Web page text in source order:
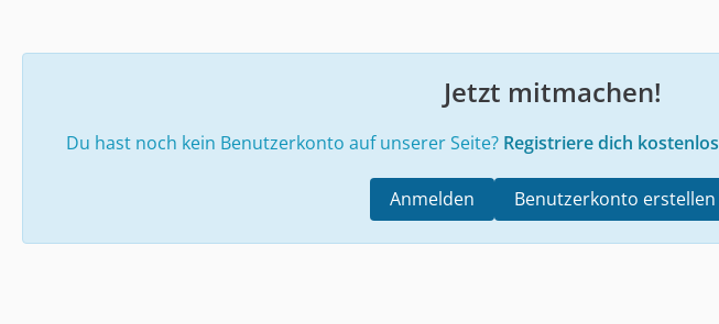
Jetzt mitmachen!
Du hast noch kein Benutzerkonto auf unserer Seite? Registriere dich kostenlos
Benutzerkonto erstellen
Anmelden